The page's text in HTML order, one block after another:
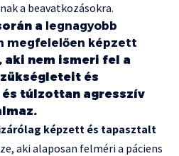
a beavatkozásokra.
a legnagyobb
megfelelően képzett
, aki nem ismeri fel a
és
túlzottan agresszív
képzett és tapasztalt
aki alaposan felméri a páciens